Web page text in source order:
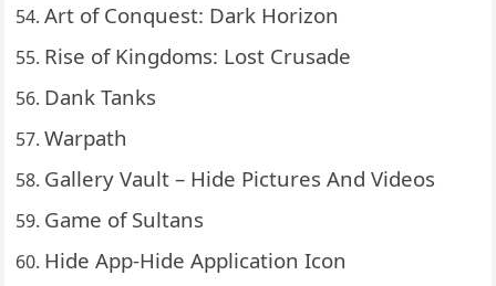
Art of Conquest: Dark Horizon
Rise of Kingdoms: Lost Crusade
Dank Tanks
Warpath
Gallery Vault – Hide Pictures And Videos
Game of Sultans
Hide App-Hide Application Icon